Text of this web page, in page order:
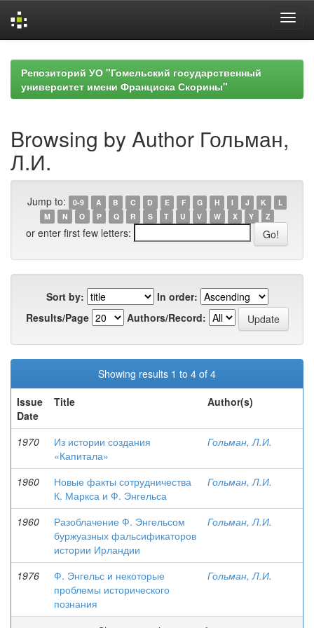
navigationРепозиторий УО "Гомельский государственный
университет имени Франциска Скорины"
Browsing by Author Гольман,
Л.И.
Jump to: 0-9 A B C D E F G H I J K
L
M
N O P Q R S T U V W X Y Z
or enter first few letters:
Sort by:
In order:
Results/Page
Authors/Record:
Showing results 1 to 4 of 4
Issue
Date
Title Author(s)
1970
Из истории создания
«Капитала»
Гольман, Л.И.
1960
Новые факты сотрудничества
К. Маркса и Ф. Энгельса
Гольман, Л.И.
1960
Разоблачение Ф. Энгельсом
буржуазных фальсификаторов
истории Ирландии
Гольман, Л.И.
1976
Ф. Энгельс и некоторые
проблемы исторического
познания
Гольман, Л.И.